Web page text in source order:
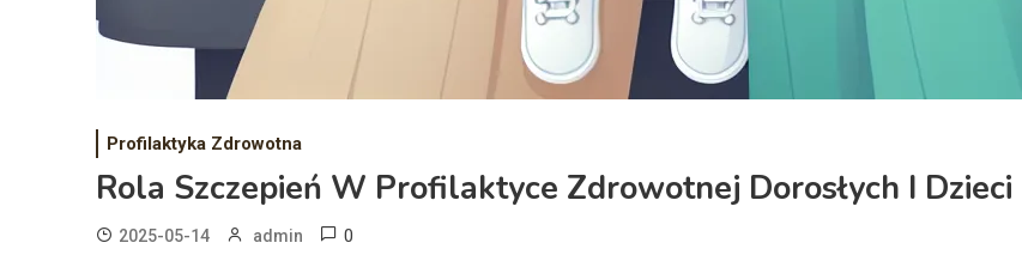
Profilaktyka Zdrowotna
Rola Szczepień W Profilaktyce Zdrowotnej Dorosłych I Dzieci
2025-05-14 admin 0